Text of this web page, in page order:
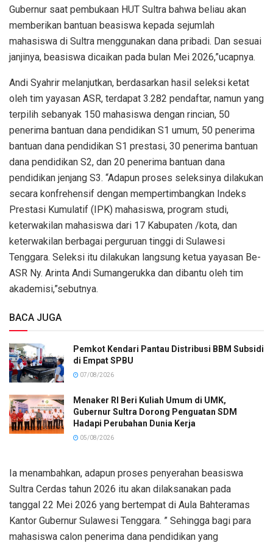
Gubernur saat pembukaan HUT Sultra bahwa beliau akan
memberikan bantuan beasiswa kepada sejumlah
mahasiswa di Sultra menggunakan dana pribadi. Dan sesuai
janjinya, beasiswa dicaikan pada bulan Mei 2026,”ucapnya.
Andi Syahrir melanjutkan, berdasarkan hasil seleksi ketat
oleh tim yayasan ASR, terdapat 3.282 pendaftar, namun yang
terpilih sebanyak 150 mahasiswa dengan rincian, 50
penerima bantuan dana pendidikan S1 umum, 50 penerima
bantuan dana pendidikan S1 prestasi, 30 penerima bantuan
dana pendidikan S2, dan 20 penerima bantuan dana
pendidikan jenjang S3. “Adapun proses seleksinya dilakukan
secara konfrehensif dengan mempertimbangkan Indeks
Prestasi Kumulatif (IPK) mahasiswa, program studi,
keterwakilan mahasiswa dari 17 Kabupaten /kota, dan
keterwakilan berbagai perguruan tinggi di Sulawesi
Tenggara. Seleksi itu dilakukan langsung ketua yayasan Be-
ASR Ny. Arinta Andi Sumangerukka dan dibantu oleh tim
akademisi,”sebutnya.
BACA JUGA
Pemkot Kendari Pantau Distribusi BBM Subsidi
di Empat SPBU
07/08/2026
Menaker RI Beri Kuliah Umum di UMK,
Gubernur Sultra Dorong Penguatan SDM
Hadapi Perubahan Dunia Kerja
05/08/2026
Ia menambahkan, adapun proses penyerahan beasiswa
Sultra Cerdas tahun 2026 itu akan dilaksanakan pada
tanggal 22 Mei 2026 yang bertempat di Aula Bahteramas
Kantor Gubernur Sulawesi Tenggara. ” Sehingga bagi para
mahasiswa calon penerima dana pendidikan yang